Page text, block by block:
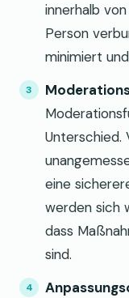
innerhalb
Person
minimiert
Unterschied.
eine
werden sich
dass
sind.